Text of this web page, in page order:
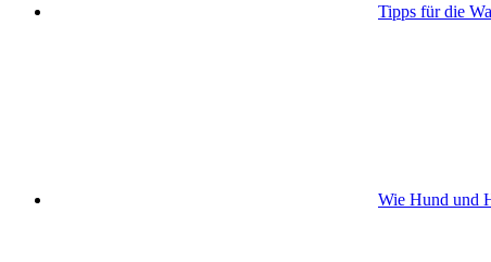
Tipps für die
Wie Hund und